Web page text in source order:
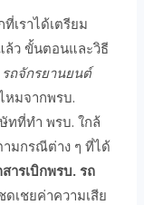
เราได้เตรียม
ล้ว ขั้นตอนและวิธี
รถจักรยานยนต์
หมจากพรบ.
ทที่ทำ พรบ. ใกล้
ามกรณีต่าง ๆ ที่ได้
สารเบิกพรบ. รถ
ดเชยค่าความเสีย